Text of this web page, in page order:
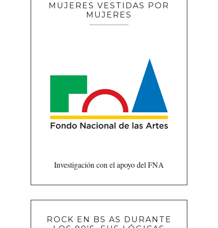
MUJERES VESTIDAS POR
MUJERES
Investigación con el apoyo del FNA
ROCK EN BS AS DURANTE